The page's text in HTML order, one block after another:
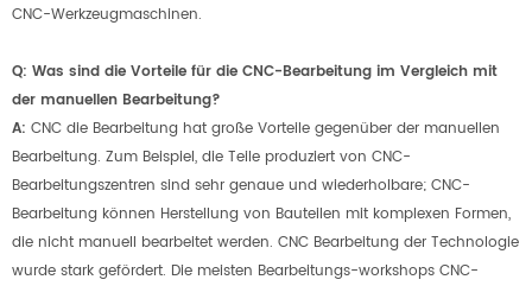
CNC-Werkzeugmaschinen.
Q: Was sind die Vorteile für die CNC-Bearbeitung im Vergleich mit
der manuellen Bearbeitung?
A: CNC die Bearbeitung hat große Vorteile gegenüber der manuellen
Bearbeitung. Zum Beispiel, die Teile produziert von CNC-
Bearbeitungszentren sind sehr genaue und wiederholbare; CNC-
Bearbeitung können Herstellung von Bauteilen mit komplexen Formen,
die nicht manuell bearbeitet werden. CNC Bearbeitung der Technologie
wurde stark gefördert. Die meisten Bearbeitungs-workshops CNC-